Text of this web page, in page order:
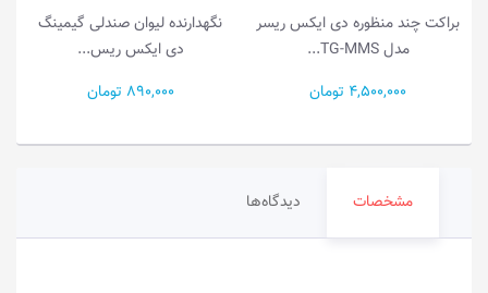
براکت چند منظوره دی ایکس ریسر
مدل TG-MMS...
4,500,000 تومان
نگهدارنده لیوان صندلی گیمینگ
دی ایکس ریس...
890,000 تومان
مشخصات دیدگاه‌ها